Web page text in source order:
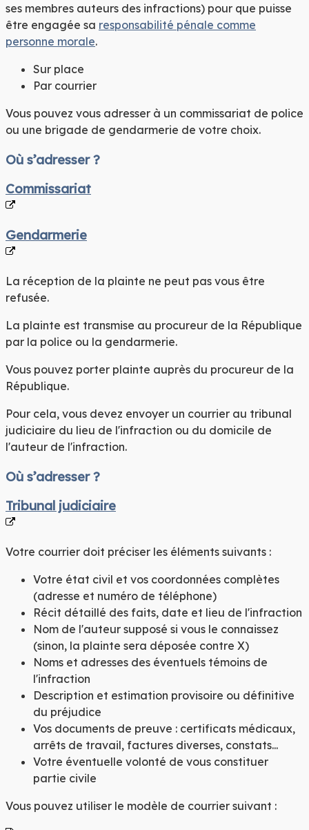
ses membres auteurs des infractions) pour que puisse
être engagée sa responsabilité pénale comme
personne morale.
Sur place
Par courrier
Vous pouvez vous adresser à un commissariat de police
ou une brigade de gendarmerie de votre choix.
Où s’adresser ?
Commissariat
Gendarmerie
La réception de la plainte ne peut pas vous être
refusée.
La plainte est transmise au procureur de la République
par la police ou la gendarmerie.
Vous pouvez porter plainte auprès du procureur de la
République.
Pour cela, vous devez envoyer un courrier au tribunal
judiciaire du lieu de l'infraction ou du domicile de
l'auteur de l'infraction.
Où s’adresser ?
Tribunal judiciaire
Votre courrier doit préciser les éléments suivants :
Votre état civil et vos coordonnées complètes
(adresse et numéro de téléphone)
Récit détaillé des faits, date et lieu de l'infraction
Nom de l'auteur supposé si vous le connaissez
(sinon, la plainte sera déposée contre X)
Noms et adresses des éventuels témoins de
l'infraction
Description et estimation provisoire ou définitive
du préjudice
Vos documents de preuve : certificats médicaux,
arrêts de travail, factures diverses, constats...
Votre éventuelle volonté de vous constituer
partie civile
Vous pouvez utiliser le modèle de courrier suivant :